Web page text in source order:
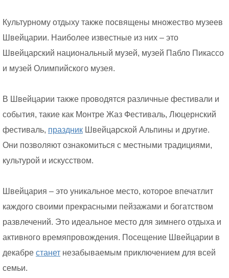
Культурному отдыху также посвящены множество музеев
Швейцарии. Наиболее известные из них – это
Швейцарский национальный музей, музей Пабло Пикассо
и музей Олимпийского музея.
В Швейцарии также проводятся различные фестивали и
события, такие как Монтре Жаз Фестиваль, Люцернский
фестиваль, праздник Швейцарской Альпины и другие.
Они позволяют ознакомиться с местными традициями,
культурой и искусством.
Швейцария – это уникальное место, которое впечатлит
каждого своими прекрасными пейзажами и богатством
развлечений. Это идеальное место для зимнего отдыха и
активного времяпровождения. Посещение Швейцарии в
декабре станет незабываемым приключением для всей
семьи.